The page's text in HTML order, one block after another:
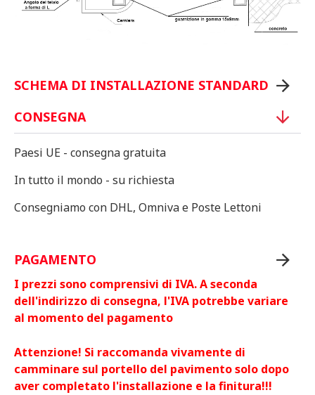
SCHEMA DI INSTALLAZIONE STANDARD
CONSEGNA
Paesi UE - consegna gratuita
In tutto il mondo - su richiesta
Consegniamo con DHL, Omniva e Poste Lettoni
PAGAMENTO
I prezzi sono comprensivi di IVA. A seconda
dell'indirizzo di consegna, l'IVA potrebbe variare
al momento del pagamento
Attenzione! Si raccomanda vivamente di
camminare sul portello del pavimento solo dopo
aver completato l'installazione e la finitura!!!